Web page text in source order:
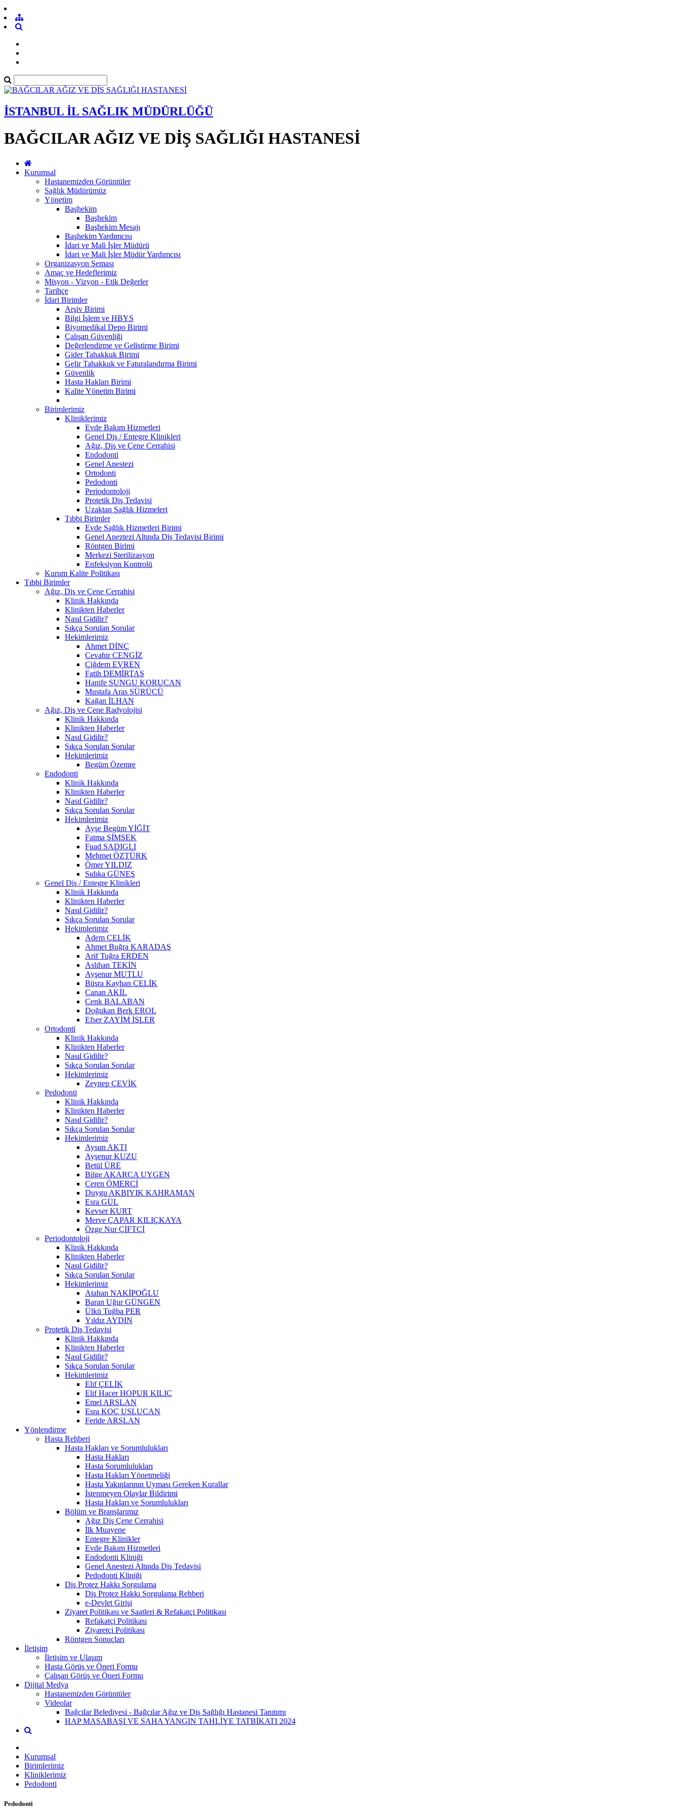
İSTANBUL İL SAĞLIK MÜDÜRLÜĞÜ
BAĞCILAR AĞIZ VE DİŞ SAĞLIĞI HASTANESİ
Kurumsal
Hastanemizden Görüntüler
Sağlık Müdürümüz
Yönetim
Başhekim
Başhekim
Başhekim Mesajı
Başhekim Yardımcısı
İdari ve Mali İşler Müdürü
İdari ve Mali İşler Müdür Yardımcısı
Organizasyon Şeması
Amaç ve Hedeflerimiz
Misyon - Vizyon - Etik Değerler
Tarihçe
İdari Birimler
Arşiv Birimi
Bilgi İşlem ve HBYS
Biyomedikal Depo Birimi
Çalışan Güvenliği
Değerlendirme ve Geliştirme Birimi
Gider Tahakkuk Birimi
Gelir Tahakkuk ve Faturalandırma Birimi
Güvenlik
Hasta Hakları Birimi
Kalite Yönetim Birimi
Birimlerimiz
Kliniklerimiz
Evde Bakım Hizmetleri
Genel Diş / Entegre Klinikleri
Ağız, Diş ve Çene Cerrahisi
Endodonti
Genel Anestezi
Ortodonti
Pedodonti
Periodontoloji
Protetik Diş Tedavisi
Uzaktan Sağlık Hizmeleri
Tıbbi Birimler
Evde Sağlık Hizmetleri Birimi
Genel Aneztezi Altında Diş Tedavisi Birimi
Röntgen Birimi
Merkezi Sterilizasyon
Enfeksiyon Kontrolü
Kurum Kalite Politikası
Tıbbi Birimler
Ağız, Diş ve Çene Cerrahisi
Klinik Hakkında
Klinikten Haberler
Nasıl Gidilir?
Sıkça Sorulan Sorular
Hekimlerimiz
Ahmet DİNÇ
Cevahir CENGİZ
Çiğdem EVREN
Fatih DEMİRTAŞ
Hanife SUNGU KORUCAN
Mustafa Aras SÜRÜCÜ
Kağan İLHAN
Ağız, Diş ve Çene Radyolojisi
Klinik Hakkında
Klinikten Haberler
Nasıl Gidilir?
Sıkça Sorulan Sorular
Hekimlerimiz
Begüm Özemre
Endodonti
Klinik Hakkında
Klinikten Haberler
Nasıl Gidilir?
Sıkça Sorulan Sorular
Hekimlerimiz
Ayşe Begüm YİĞİT
Fatma ŞİMŞEK
Fuad SADIGLI
Mehmet ÖZTÜRK
Ömer YILDIZ
Sıdıka GÜNEŞ
Genel Diş / Entegre Klinikleri
Klinik Hakkında
Klinikten Haberler
Nasıl Gidilir?
Sıkça Sorulan Sorular
Hekimlerimiz
Adem ÇELİK
Ahmet Buğra KARADAŞ
Arif Tuğra ERDEN
Aslıhan TEKİN
Ayşenur MUTLU
Büşra Kayhan ÇELİK
Canan AKİL
Cenk BALABAN
Doğukan Berk EROL
Efser ZAYİM İŞLER
Ortodonti
Klinik Hakkında
Klinikten Haberler
Nasıl Gidilir?
Sıkça Sorulan Sorular
Hekimlerimiz
Zeynep ÇEVİK
Pedodonti
Klinik Hakkında
Klinikten Haberler
Nasıl Gidilir?
Sıkça Sorulan Sorular
Hekimlerimiz
Aysun AKTI
Ayşenur KUZU
Betül ÜRE
Bilge AKARCA UYGEN
Ceren ÖMERCİ
Duygu AKBIYIK KAHRAMAN
Esra GÜL
Kevser KURT
Merve ÇAPAR KILIÇKAYA
Özge Nur ÇİFTÇİ
Periodontoloji
Klinik Hakkında
Klinikten Haberler
Nasıl Gidilir?
Sıkça Sorulan Sorular
Hekimlerimiz
Atahan NAKİPOĞLU
Baran Uğur GÜNGEN
Ülkü Tuğba PER
Yıldız AYDIN
Protetik Diş Tedavisi
Klinik Hakkında
Klinikten Haberler
Nasıl Gidilir?
Sıkça Sorulan Sorular
Hekimlerimiz
Elif ÇELİK
Elif Hacer HOPUR KILIÇ
Emel ARSLAN
Esra KOÇ USLUCAN
Feride ARSLAN
Yönlendirme
Hasta Rehberi
Hasta Hakları ve Sorumlulukları
Hasta Hakları
Hasta Sorumlulukları
Hasta Hakları Yönetmeliği
Hasta Yakınlarının Uyması Gereken Kurallar
İstenmeyen Olaylar Bildirimi
Hasta Hakları ve Sorumlulukları
Bölüm ve Branşlarımız
Ağız Diş Çene Cerrahisi
İlk Muayene
Entegre Klinikler
Evde Bakım Hizmetleri
Endodonti Kliniği
Genel Anestezi Altında Diş Tedavisi
Pedodonti Kliniği
Diş Protez Hakkı Sorgulama
Diş Protez Hakkı Sorgulama Rehberi
e-Devlet Girişi
Ziyaret Politikası ve Saatleri & Refakatçi Politikası
Refakatçi Politikası
Ziyaretçi Politikası
Röntgen Sonuçları
İletişim
İletişim ve Ulaşım
Hasta Görüş ve Öneri Formu
Çalışan Görüş ve Öneri Formu
Dijital Medya
Hastanemizden Görüntüler
Videolar
Bağcılar Belediyesi - Bağcılar Ağız ve Diş Sağlığı Hastanesi Tanıtımı
HAP MASABAŞI VE SAHA YANGIN TAHLİYE TATBİKATI 2024
Kurumsal
Birimlerimiz
Kliniklerimiz
Pedodonti
Pedodonti